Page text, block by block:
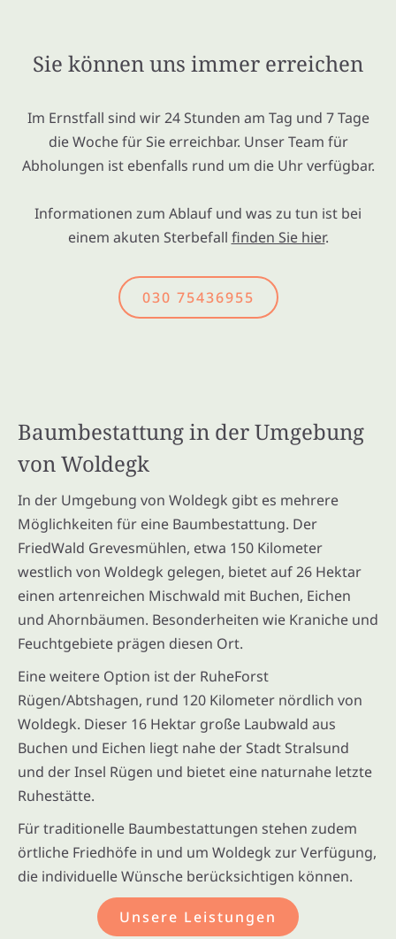
Sie können uns immer erreichen
Im Ernstfall sind wir 24 Stunden am Tag und 7 Tage
die Woche für Sie erreichbar. Unser Team für
Abholungen ist ebenfalls rund um die Uhr verfügbar.
Informationen zum Ablauf und was zu tun ist bei
einem akuten Sterbefall finden Sie hier.
030 75436955
Baumbestattung in der Umgebung
von Woldegk
In der Umgebung von Woldegk gibt es mehrere
Möglichkeiten für eine Baumbestattung. Der
FriedWald Grevesmühlen, etwa 150 Kilometer
westlich von Woldegk gelegen, bietet auf 26 Hektar
einen artenreichen Mischwald mit Buchen, Eichen
und Ahornbäumen. Besonderheiten wie Kraniche und
Feuchtgebiete prägen diesen Ort.
Eine weitere Option ist der RuheForst
Rügen/Abtshagen, rund 120 Kilometer nördlich von
Woldegk. Dieser 16 Hektar große Laubwald aus
Buchen und Eichen liegt nahe der Stadt Stralsund
und der Insel Rügen und bietet eine naturnahe letzte
Ruhestätte.
Für traditionelle Baumbestattungen stehen zudem
örtliche Friedhöfe in und um Woldegk zur Verfügung,
die individuelle Wünsche berücksichtigen können.
Unsere Leistungen